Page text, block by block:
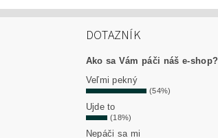
DOTAZNÍK
Ako sa Vám páči náš e-shop?
Veľmi pekný
(54%)
Ujde to
(18%)
Nepáči sa mi